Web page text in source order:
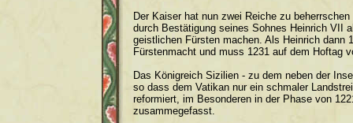
Der Kaiser hat nun zwei Reiche zu
durch Bestätigung seines Sohnes Heinrich VII
geistlichen Fürsten machen. Als Heinrich dann
Fürstenmacht und muss 1231 auf dem Hoftag
Das Königreich Sizilien - zu dem neben der
so dass dem Vatikan nur ein schmaler
reformiert, im Besonderen in der Phase von
zusammegefasst.